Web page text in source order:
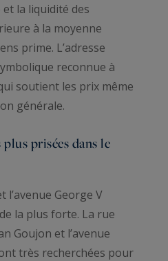
la liquidité des
à la moyenne
prime. L’adresse
reconnue à
soutient les prix même
générale.
prisées dans le
l’avenue George V
la plus forte. La rue
Goujon et l’avenue
très recherchées pour